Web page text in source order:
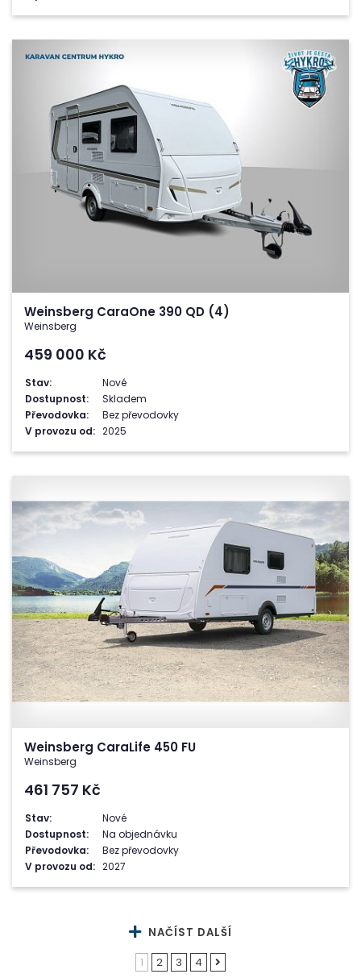
Weinsberg CaraOne 390 QD (4)
Weinsberg
459 000 Kč
Stav:
Nové
Dostupnost:
Skladem
Převodovka:
Bez převodovky
V provozu od: 2025
Weinsberg CaraLife 450 FU
Weinsberg
461 757 Kč
Stav:
Nové
Dostupnost:
Na objednávku
Převodovka:
Bez převodovky
V provozu od: 2027
NAČÍST DALŠÍ
1
2 3 4